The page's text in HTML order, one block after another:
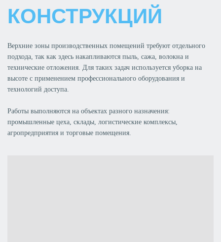
КОНСТРУКЦИЙ
Верхние зоны производственных помещений требуют отдельного
подхода, так как здесь накапливаются пыль, сажа, волокна и
технические отложения. Для таких задач используется уборка на
высоте с применением профессионального оборудования и
технологий доступа.
Работы выполняются на объектах разного назначения:
промышленные цеха, склады, логистические комплексы,
агропредприятия и торговые помещения.